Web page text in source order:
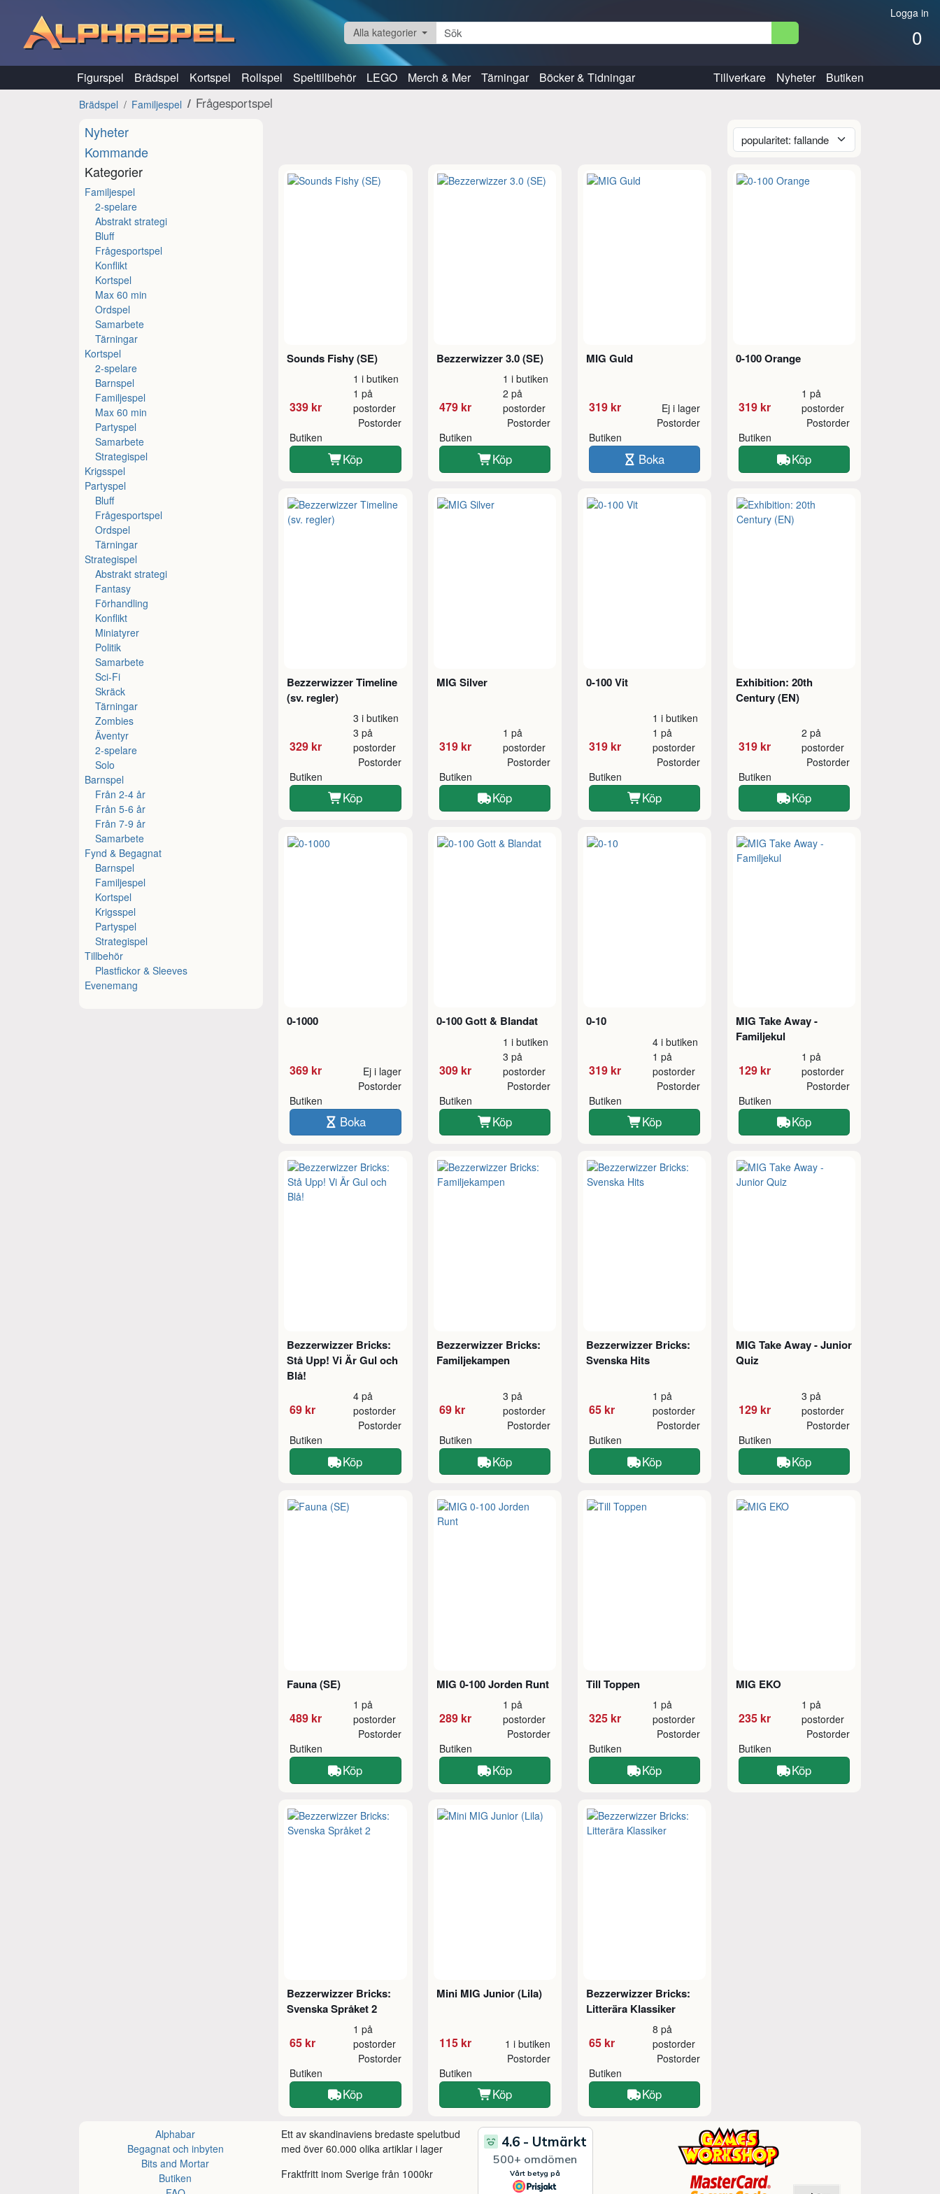
Logga in
0
Alla kategorier
Figurspel Brädspel Kortspel Rollspel Speltillbehör LEGO Merch & Mer Tärningar Böcker & Tidningar Tillverkare Nyheter Butiken
Brädspel Familjespel Frågesportspel
Nyheter
Kommande
Kategorier
Familjespel
2-spelare
Abstrakt strategi
Bluff
Frågesportspel
Konflikt
Kortspel
Max 60 min
Ordspel
Samarbete
Tärningar
Kortspel
2-spelare
Barnspel
Familjespel
Max 60 min
Partyspel
Samarbete
Strategispel
Krigsspel
Partyspel
Bluff
Frågesportspel
Ordspel
Tärningar
Strategispel
Abstrakt strategi
Fantasy
Förhandling
Konflikt
Miniatyrer
Politik
Samarbete
Sci-Fi
Skräck
Tärningar
Zombies
Äventyr
2-spelare
Solo
Barnspel
Från 2-4 år
Från 5-6 år
Från 7-9 år
Samarbete
Fynd & Begagnat
Barnspel
Familjespel
Kortspel
Krigsspel
Partyspel
Strategispel
Tillbehör
Plastfickor & Sleeves
Evenemang
Sounds Fishy (SE)
339 kr
1 i butiken
1 på
postorder
Butiken
Postorder
Köp
Bezzerwizzer 3.0 (SE)
479 kr
1 i butiken
2 på
postorder
Butiken
Postorder
Köp
MIG Guld
319 kr Ej i lager
Butiken
Postorder
Boka
0-100 Orange
319 kr
1 på
postorder
Butiken
Postorder
Köp
Bezzerwizzer Timeline
(sv. regler)
329 kr
3 i butiken
3 på
postorder
Butiken
Postorder
Köp
MIG Silver
319 kr
1 på
postorder
Butiken
Postorder
Köp
0-100 Vit
319 kr
1 i butiken
1 på
postorder
Butiken
Postorder
Köp
Exhibition: 20th
Century (EN)
319 kr
2 på
postorder
Butiken
Postorder
Köp
0-1000
369 kr Ej i lager
Butiken
Postorder
Boka
0-100 Gott & Blandat
309 kr
1 i butiken
3 på
postorder
Butiken
Postorder
Köp
0-10
319 kr
4 i butiken
1 på
postorder
Butiken
Postorder
Köp
MIG Take Away -
Familjekul
129 kr
1 på
postorder
Butiken
Postorder
Köp
Bezzerwizzer Bricks:
Stå Upp! Vi Är Gul och
Blå!
69 kr
4 på
postorder
Butiken
Postorder
Köp
Bezzerwizzer Bricks:
Familjekampen
69 kr
3 på
postorder
Butiken
Postorder
Köp
Bezzerwizzer Bricks:
Svenska Hits
65 kr
1 på
postorder
Butiken
Postorder
Köp
MIG Take Away - Junior
Quiz
129 kr
3 på
postorder
Butiken
Postorder
Köp
Fauna (SE)
489 kr
1 på
postorder
Butiken
Postorder
Köp
MIG 0-100 Jorden Runt
289 kr
1 på
postorder
Butiken
Postorder
Köp
Till Toppen
325 kr
1 på
postorder
Butiken
Postorder
Köp
MIG EKO
235 kr
1 på
postorder
Butiken
Postorder
Köp
Bezzerwizzer Bricks:
Svenska Språket 2
65 kr
1 på
postorder
Butiken
Postorder
Köp
Mini MIG Junior (Lila)
115 kr 1 i butiken
Butiken
Postorder
Köp
Bezzerwizzer Bricks:
Litterära Klassiker
65 kr
8 på
postorder
Butiken
Postorder
Köp
Alphabar
Begagnat och inbyten
Bits and Mortar
Butiken
Ett av skandinaviens bredaste spelutbud
med över 60.000 olika artiklar i lager
Fraktfritt inom Sverige från 1000kr